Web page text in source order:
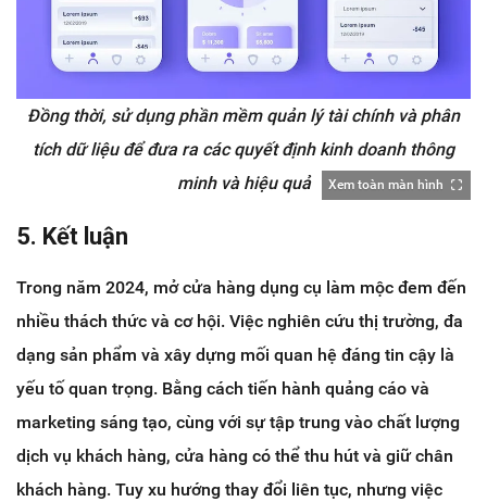
Xem toàn màn hình
Đồng thời, sử dụng phần mềm quản lý tài chính và phân
tích dữ liệu để đưa ra các quyết định kinh doanh thông
minh và hiệu quả
5. Kết luận
Trong năm 2024, mở cửa hàng dụng cụ làm mộc đem đến
nhiều thách thức và cơ hội. Việc nghiên cứu thị trường, đa
dạng sản phẩm và xây dựng mối quan hệ đáng tin cậy là
yếu tố quan trọng. Bằng cách tiến hành quảng cáo và
marketing sáng tạo, cùng với sự tập trung vào chất lượng
dịch vụ khách hàng, cửa hàng có thể thu hút và giữ chân
khách hàng. Tuy xu hướng thay đổi liên tục, nhưng việc